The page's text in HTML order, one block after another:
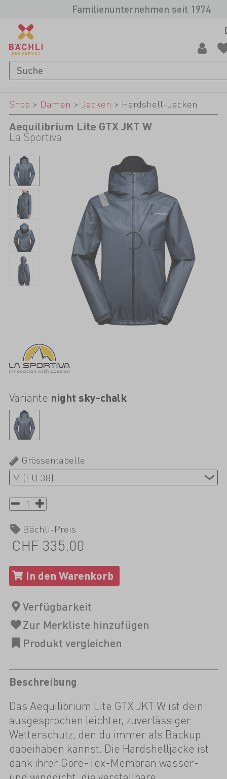
Familienunternehmen seit 1974
Shop > Damen > Jacken > Hardshell-Jacken
Aequilibrium Lite GTX JKT W
La Sportiva
Variante night sky-chalk
Grössentabelle
Bächli-Preis
CHF 335.00
Beschreibung
Das Aequilibrium Lite GTX JKT W ist dein
ausgesprochen leichter, zuverlässiger
Wetterschutz, den du immer als Backup
dabeihaben kannst. Die Hardshelljacke ist
dank ihrer Gore-Tex-Membran wasser-